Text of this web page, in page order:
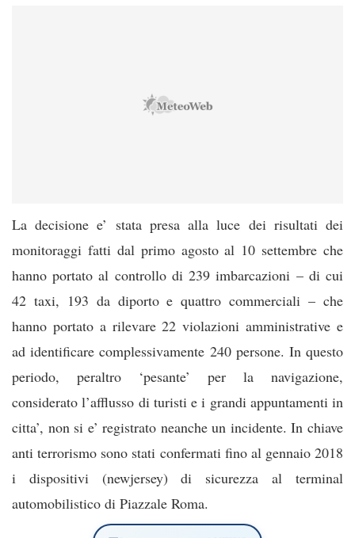
La decisione e’ stata presa alla luce dei risultati dei
monitoraggi fatti dal primo agosto al 10 settembre che
hanno portato al controllo di 239 imbarcazioni – di cui
42 taxi, 193 da diporto e quattro commerciali – che
hanno portato a rilevare 22 violazioni amministrative e
ad identificare complessivamente 240 persone. In questo
periodo, peraltro ‘pesante’ per la navigazione,
considerato l’afflusso di turisti e i grandi appuntamenti in
citta’, non si e’ registrato neanche un incidente. In chiave
anti terrorismo sono stati confermati fino al gennaio 2018
i dispositivi (newjersey) di sicurezza al terminal
automobilistico di Piazzale Roma.